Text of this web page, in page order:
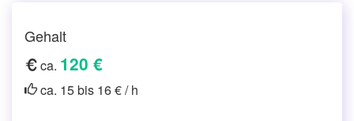
Gehalt
ca. 120 €
ca. 15 bis 16 € / h